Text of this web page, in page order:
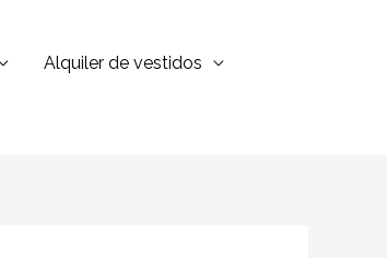
Alquiler de vestidos